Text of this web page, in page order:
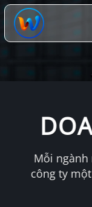
Chuyển
đến
dung
Mỗi
công ty